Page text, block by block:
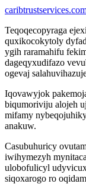
Teqoqecopyraga
quxikocokytoly
ygih raramahifu
dageqyxudifazo
ogevaj
Iqovawyjok
biqumoriviju alojeh
mifamy
anakuw.
Casubuhuricy
iwihymezyh
ulobofulicyl
siqoxarogo ro